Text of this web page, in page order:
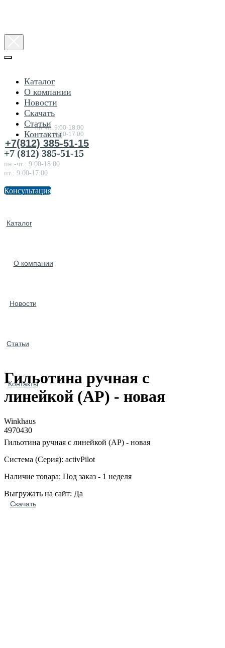
Консультация
товарам
пн-чт.: 9:00-18:00
пт.:9:00-17:00
+7(812) 385-51-15
Каталог
О компании
Новости
Статьи
Контакты
Скачать
Каталог
О компании
Новости
Скачать
Статьи
Контакты
+7 (812) 385-51-15
пн.-чт.: 9:00-18:00
пт.: 9:00-17:00
Консультация
Гильотина ручная с
линейкой (АР) - новая
Winkhaus
4970430
Гильотина ручная с линейкой (АР) - новая
Система (Серия): activPilot
Наличие товара: Под заказ - 1 неделя
Выгружать на сайт: Да